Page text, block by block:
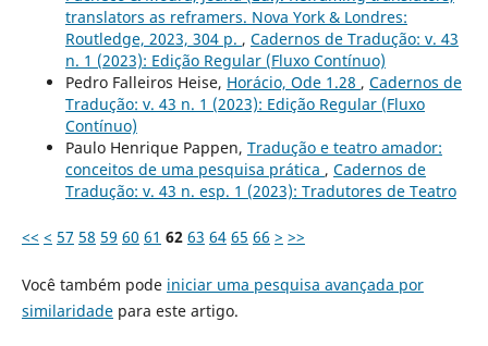
translators as reframers. Nova York & Londres:
Routledge, 2023, 304 p. , Cadernos de Tradução: v. 43
n. 1 (2023): Edição Regular (Fluxo Contínuo)
Pedro Falleiros Heise, Horácio, Ode 1.28 , Cadernos de
Tradução: v. 43 n. 1 (2023): Edição Regular (Fluxo
Contínuo)
Paulo Henrique Pappen, Tradução e teatro amador:
conceitos de uma pesquisa prática , Cadernos de
Tradução: v. 43 n. esp. 1 (2023): Tradutores de Teatro
<< < 57 58 59 60 61 62 63 64 65 66 > >>
Você também pode iniciar uma pesquisa avançada por
similaridadepara este artigo.